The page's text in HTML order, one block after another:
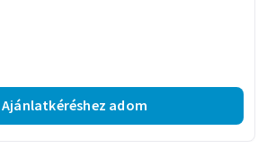
Ajánlatkéréshez adom